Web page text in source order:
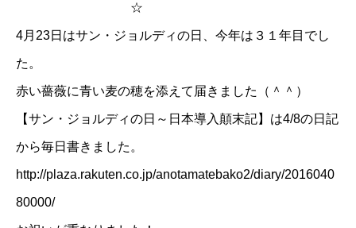
☆
4月23日はサン・ジョルディの日、今年は３１年目でし
た。
赤い薔薇に青い麦の穂を添えて届きました（＾＾）
【サン・ジョルディの日～日本導入顛末記】は4/8の日記
から毎日書きました。
http://plaza.rakuten.co.jp/anotamatebako2/diary/2016040
80000/